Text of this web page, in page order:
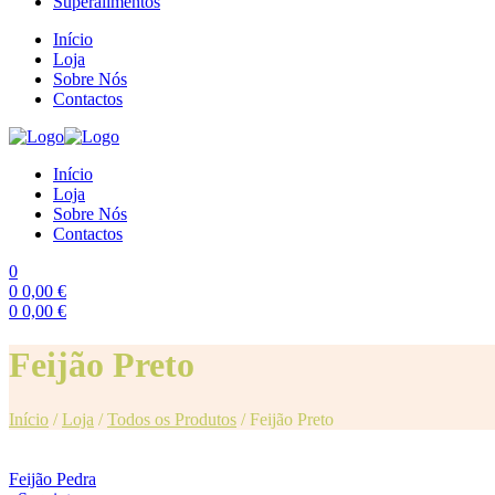
Início
Loja
Sobre Nós
Contactos
Início
Loja
Sobre Nós
Contactos
0
0 0,00 €
0 0,00 €
Feijão Preto
Início /Loja /Todos os Produtos /Feijão Preto
Feijão Pedra